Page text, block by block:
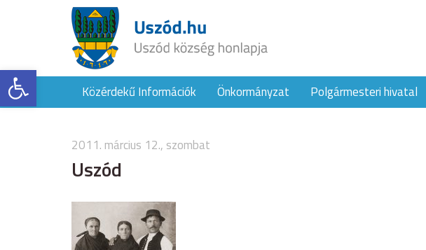
Eszköztár megnyitásaKözérdekű Információk Önkormányzat Polgármesteri hivatal
2011. március 12., szombat
Uszód